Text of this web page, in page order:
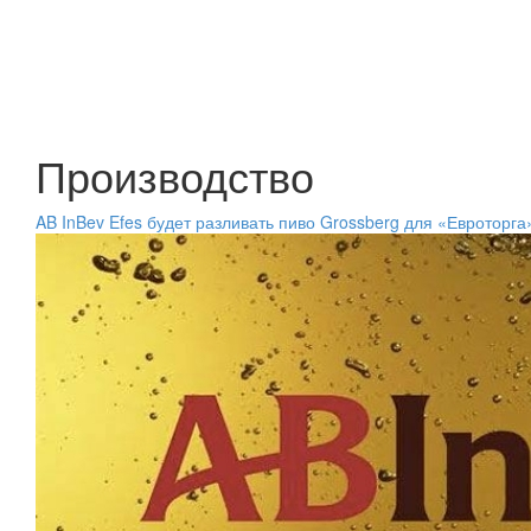
Производство
AB InBev Efes будет разливать пиво Grossberg для